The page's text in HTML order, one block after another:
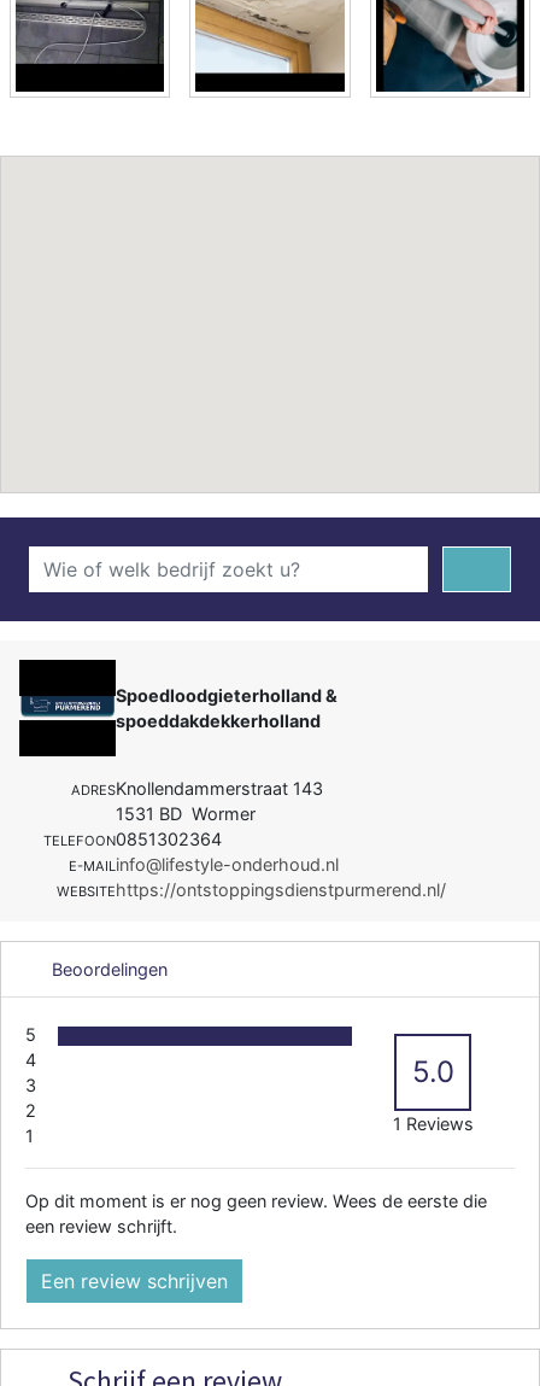
Spoedloodgieterholland &
spoeddakdekkerholland
ADRESKnollendammerstraat 143
1531 BD Wormer
TELEFOON0851302364
E-MAILinfo@lifestyle-onderhoud.nl
WEBSITEhttps://ontstoppingsdienstpurmerend.nl/
Beoordelingen
5
4
3
2
1
5.0
1 Reviews
Op dit moment is er nog geen review. Wees de eerste die
een review schrijft.
Een review schrijven